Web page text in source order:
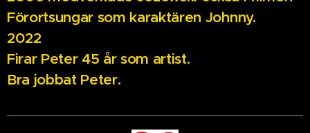
Förortsungar som karaktären Johnny.
2022
Firar Peter 45 år som artist.
Bra jobbat Peter.